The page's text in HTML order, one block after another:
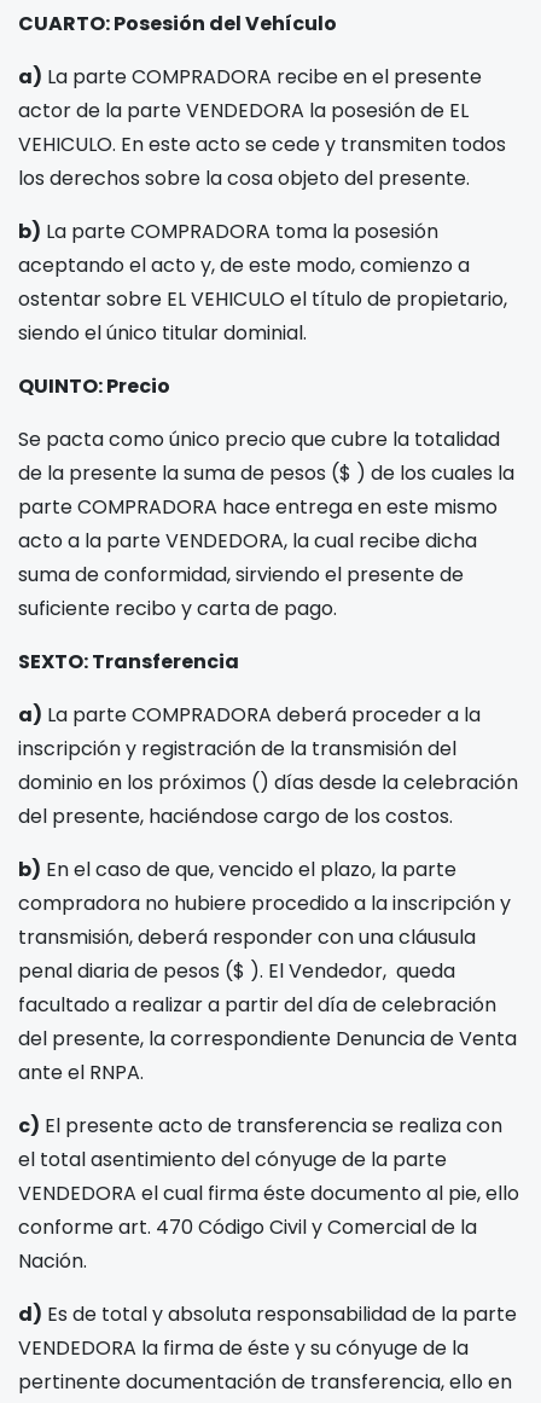
CUARTO: Posesión del Vehículo
a) La parte COMPRADORA recibe en el presente
actor de la parte VENDEDORA la posesión de EL
VEHICULO. En este acto se cede y transmiten todos
los derechos sobre la cosa objeto del presente.
b) La parte COMPRADORA toma la posesión
aceptando el acto y, de este modo, comienzo a
ostentar sobre EL VEHICULO el título de propietario,
siendo el único titular dominial.
QUINTO: Precio
Se pacta como único precio que cubre la totalidad
de la presente la suma de pesos ($ ) de los cuales la
parte COMPRADORA hace entrega en este mismo
acto a la parte VENDEDORA, la cual recibe dicha
suma de conformidad, sirviendo el presente de
suficiente recibo y carta de pago.
SEXTO: Transferencia
a) La parte COMPRADORA deberá proceder a la
inscripción y registración de la transmisión del
dominio en los próximos () días desde la celebración
del presente, haciéndose cargo de los costos.
b) En el caso de que, vencido el plazo, la parte
compradora no hubiere procedido a la inscripción y
transmisión, deberá responder con una cláusula
penal diaria de pesos ($ ). El Vendedor, queda
facultado a realizar a partir del día de celebración
del presente, la correspondiente Denuncia de Venta
ante el RNPA.
c) El presente acto de transferencia se realiza con
el total asentimiento del cónyuge de la parte
VENDEDORA el cual firma éste documento al pie, ello
conforme art. 470 Código Civil y Comercial de la
Nación.
d) Es de total y absoluta responsabilidad de la parte
VENDEDORA la firma de éste y su cónyuge de la
pertinente documentación de transferencia, ello en